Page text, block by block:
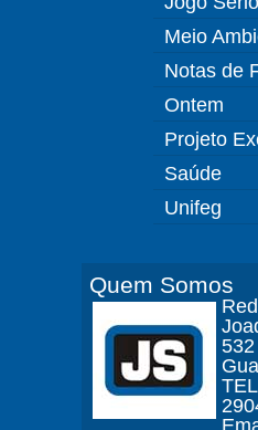
Meio
Notas de
Ontem
Projeto
Saúde
Unifeg
Quem Somos